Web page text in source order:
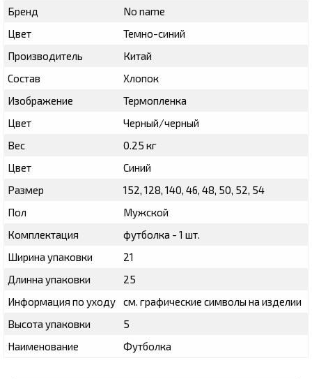
Бренд
No name
Цвет
Темно-синий
Производитель
Китай
Состав
Хлопок
Изображение
Термопленка
Цвет
Черный/черный
Вес
0.25 кг
Цвет
Синий
Размер
152, 128, 140, 46, 48, 50, 52, 54
Пол
Мужской
Комплектация
футболка - 1 шт.
Ширина упаковки
21
Длинна упаковки
25
Информация по уходу
см. графические символы на изделии
Высота упаковки
5
Наименование
Футболка